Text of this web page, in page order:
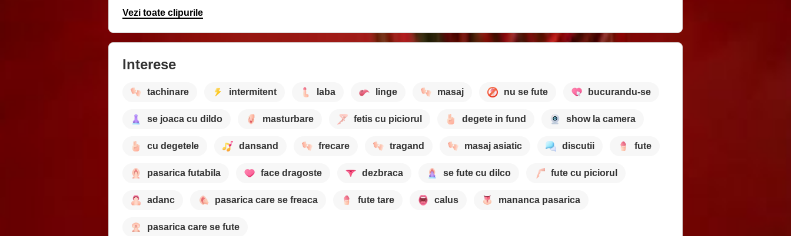
Vezi toate clipurile
Interese
tachinare intermitent laba linge masaj nu se fute bucurandu-se
se joaca cu dildo masturbare fetis cu piciorul degete in fund show la camera
cu degetele dansand frecare tragand masaj asiatic discutii fute
pasarica futabila face dragoste dezbraca se fute cu dilco fute cu piciorul
adanc pasarica care se freaca fute tare calus mananca pasarica
pasarica care se fute